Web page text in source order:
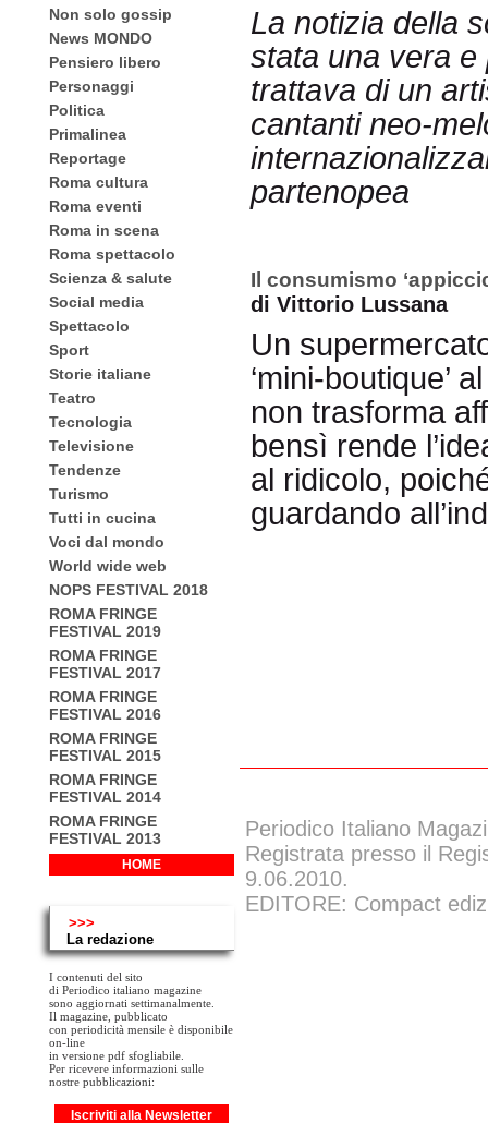
Non solo gossip
News MONDO
Pensiero libero
Personaggi
Politica
Primalinea
Reportage
Roma cultura
Roma eventi
Roma in scena
Roma spettacolo
Scienza & salute
Social media
Spettacolo
Sport
Storie italiane
Teatro
Tecnologia
Televisione
Tendenze
Turismo
Tutti in cucina
Voci dal mondo
World wide web
NOPS FESTIVAL 2018
ROMA FRINGE
FESTIVAL 2019
ROMA FRINGE
FESTIVAL 2017
ROMA FRINGE
FESTIVAL 2016
ROMA FRINGE
FESTIVAL 2015
ROMA FRINGE
FESTIVAL 2014
ROMA FRINGE
FESTIVAL 2013
HOME
>>>
La redazione
I contenuti del sito
di Periodico italiano magazine
sono aggiornati settimanalmente.
Il magazine, pubblicato
con periodicità mensile è disponibile
on-line
in versione pdf sfogliabile.
Per ricevere informazioni sulle
nostre pubblicazioni:
Iscriviti alla Newsletter
La notizia della
stata una vera e
trattava di un
cantanti neo-
partenopea
Il consumismo
di Vittorio Lussana
Un
‘mini-boutique’
non trasforma
bensì rende
al ridicolo,
guardando
Periodico Italiano
Registrata presso il
9.06.2010.
EDITORE: Compact